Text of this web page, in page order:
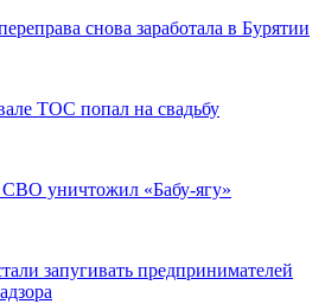
снова заработала в Бурятии
ТОС попал на свадьбу
уничтожил «Бабу-ягу»
запугивать предпринимателей